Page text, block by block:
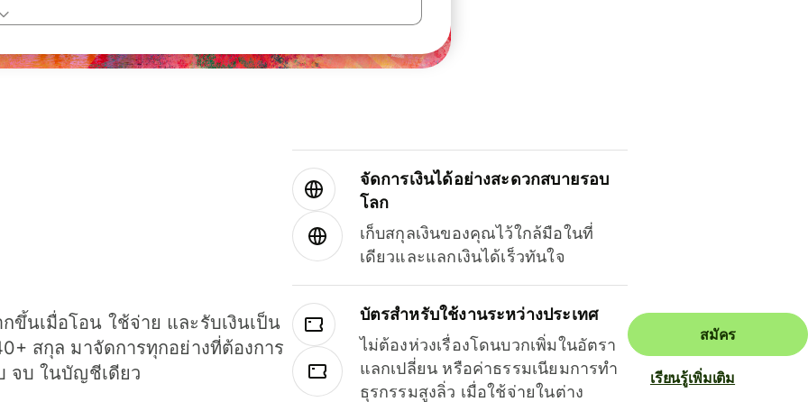
ขึ้นเมื่อโอน ใช้จ่าย และรับเงินเป็น
สกุล มาจัดการทุกอย่างที่ต้องการ
จบ ในบัญชีเดียว
จัดการเงินได้อย่างสะดวกสบายรอบ
โลก
เก็บสกุลเงินของคุณไว้ใกล้มือในที่
เดียวและแลกเงินได้เร็วทันใจ
บัตรสำหรับใช้งานระหว่างประเทศ
ไม่ต้องห่วงเรื่องโดนบวกเพิ่มในอัตรา
แลกเปลี่ยน หรือค่าธรรมเนียมการทำ
ธุรกรรมสูงลิ่ว เมื่อใช้จ่ายในต่าง
สมัคร
เรียนรู้เพิ่มเติม